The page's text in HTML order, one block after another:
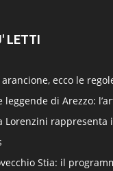
LETTI
arancione, ecco le
leggende di Arezzo:
Lorenzini rappresenta
Stia: il